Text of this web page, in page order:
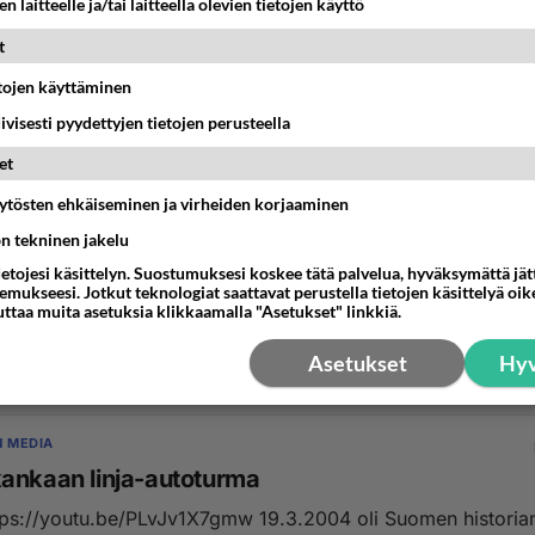
hauskaa?
vanhimmissa väittää, ettei siellä keskustella
Toinen vastaa, että sama ulina...
MEDIA
linja-autoturma
PLvJv1X7gmw 19.3.2004 oli Suomen historian synkin
laitteelle ja/tai laitteella olevien tietojen käyttö
käyttäminen
pyydettyjen tietojen perusteella
ehkäiseminen ja virheiden korjaaminen
tekninen jakelu
käsittelyn. Suostumuksesi koskee tätä palvelua, hyväksymättä
Jotkut teknologiat saattavat perustella tietojen käsittelyä
muita asetuksia klikkaamalla "Asetukset" linkkiä.
Asetukset